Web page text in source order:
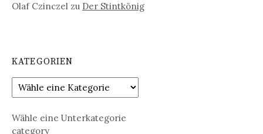
Olaf Czinczel zu Der Stintkönig
KATEGORIEN
Wähle eine Unterkategorie
category